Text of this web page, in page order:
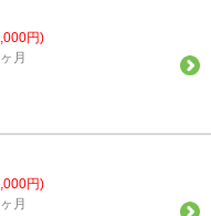
円)
月
円)
月